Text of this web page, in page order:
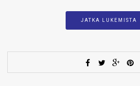
JATKA LUKEMISTA